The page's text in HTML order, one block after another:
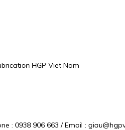
HGP Viet Nam
: 0938 906 663 / Email :